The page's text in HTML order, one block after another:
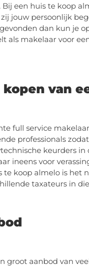
een huis te koop
jouw persoonlijk
dan kun je
als makelaar voor
van
full service
professionals
keurders
ineens voor
te koop almelo is
taxateurs in
groot aanbod van